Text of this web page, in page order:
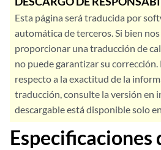
Esta página será traducida por
automática de terceros. Si bien
proporcionar una traducción de
no puede garantizar su corrección.
respecto a la exactitud de la
traducción, consulte la versión en
descargable está disponible solo
Especificaciones